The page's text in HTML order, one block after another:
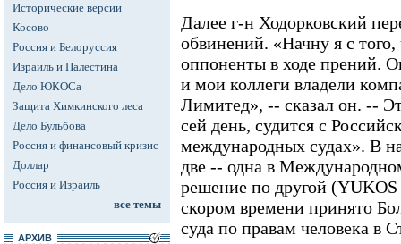
Исторические версии
Косово
Россия и Белоруссия
Израиль и Палестина
Дело ЮКОСа
Защита Химкинского леса
Дело Бульбова
Россия и финансовый кризис
Доллар
Россия и Израиль
все темы
АРХИВ
Далее г-н Ходорковский
обвинений. «Начну я с
оппоненты в ходе прений.
и мои коллеги владели
Лимитед», -- сказал он. --
сей день, судится с
международных судах». В
две -- одна в
решение по другой
скором времени принято
суда по правам человека в